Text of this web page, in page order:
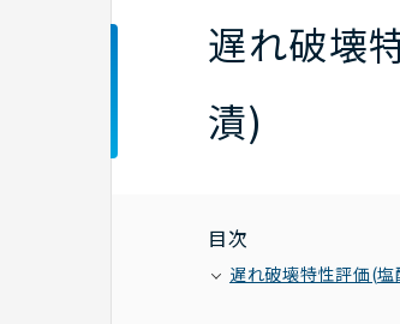
遅れ破壊
漬)
目次
遅れ破壊特性評価(